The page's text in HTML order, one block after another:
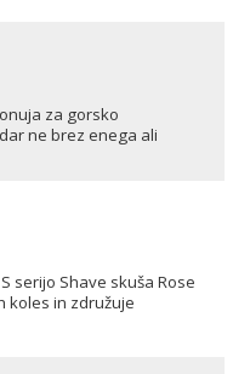
za gorsko
ne brez enega ali
serijo Shave skuša Rose
koles in združuje